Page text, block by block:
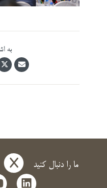
به
ما را دنبال کنید x
linkedin